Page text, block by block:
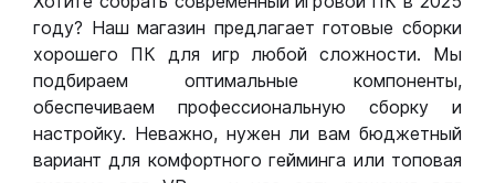
году? Наш магазин предлагает готовые сборки
хорошего ПК для игр любой сложности. Мы
подбираем оптимальные компоненты,
обеспечиваем профессиональную сборку и
настройку. Неважно, нужен ли вам бюджетный
вариант для комфортного гейминга или топовая